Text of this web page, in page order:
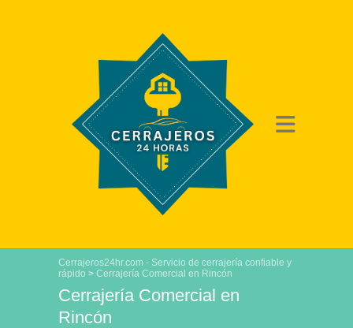
Cerrajeros24hr.com - Servicio de cerrajería confiable y
rápido > Cerrajería Comercial en Rincón
Cerrajería Comercial en
Rincón